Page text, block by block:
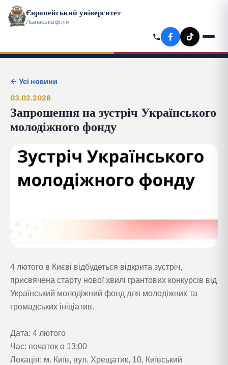
Європейський університет
Львівська філія
← Усі новини
03.02.2026
Запрошення на зустріч Українського
молодіжного фонду
4 лютого в Києві відбудеться відкрита зустріч,
присвячена старту нової хвилі грантових конкурсів від
Український молодіжний фонд для молодіжних та
громадських ініціатив.
Дата: 4 лютого
Час: початок о 13:00
Локація: м. Київ, вул. Хрещатик, 10, Київський